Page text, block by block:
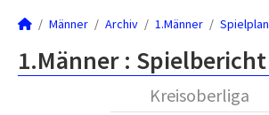
Männer Archiv 1.Männer Spielplan
1.Männer : Spielbericht
Kreisoberliga